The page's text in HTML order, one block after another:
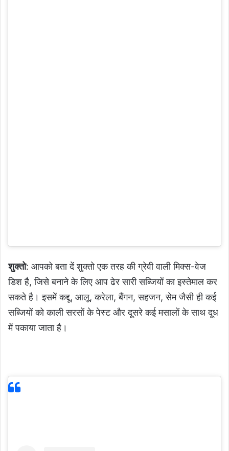
शुक्तो: आपको बता दें शुक्तो एक तरह की ग्रेवी वाली मिक्स-वेज
डिश है, जिसे बनाने के लिए आप ढेर सारी सब्जियों का इस्तेमाल कर
सकते है। इसमें कद्दू, आलू, करेला, बैंगन, सहजन, सेम जैसी ही कई
सब्जियों को काली सरसों के पेस्ट और दूसरे कई मसालों के साथ दूध
में पकाया जाता है।